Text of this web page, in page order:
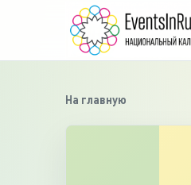
На главную